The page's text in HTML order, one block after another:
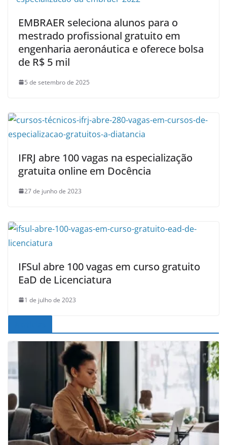
EMBRAER seleciona alunos para o
mestrado profissional gratuito em
engenharia aeronáutica e oferece bolsa
de R$ 5 mil
5 de setembro de 2025
IFRJ abre 100 vagas na especialização
gratuita online em Docência
27 de junho de 2023
IFSul abre 100 vagas em curso gratuito
EaD de Licenciatura
1 de julho de 2023